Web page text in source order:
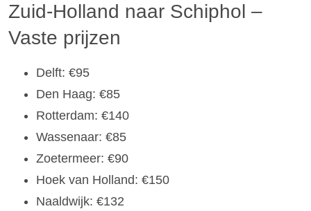
Zuid-Holland naar Schiphol –
Vaste prijzen
Delft: €95
Den Haag: €85
Rotterdam: €140
Wassenaar: €85
Zoetermeer: €90
Hoek van Holland: €150
Naaldwijk: €132